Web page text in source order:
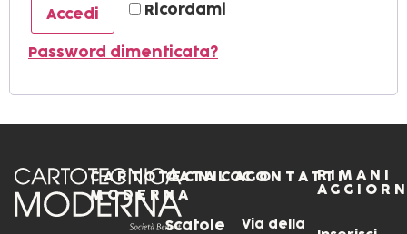
Ricordami
Accedi
Password dimenticata?
CARTOTECNICA
MODERNA
CATALOGO
Scatole
CONTATTI
Via della
RIMANI